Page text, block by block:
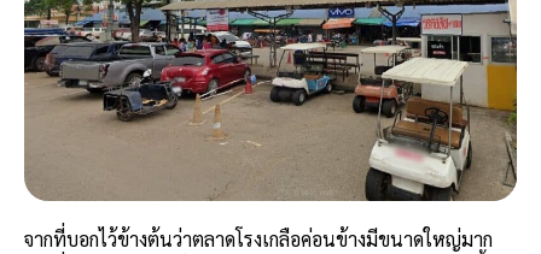
จากที่บอกไว้ข้างต้นว่าตลาดโรงเกลือค่อนข้างมีขนาดใหญ่มาก